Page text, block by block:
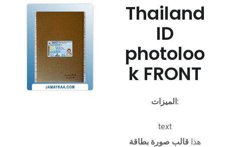
Thailand
ID
photoloo
k FRONT
الميزات:
text
هذا قالب صورة بطاقة